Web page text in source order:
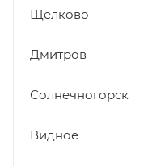
Щёлково
Дмитров
Солнечногорск
Видное